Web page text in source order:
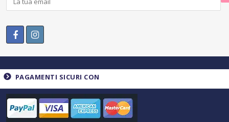
PAGAMENTI SICURI CON